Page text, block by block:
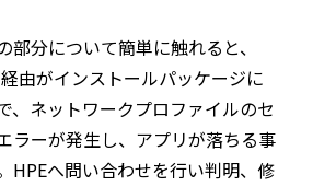
部分について簡単に触れると、
由がインストールパッケージに
、ネットワークプロファイルのセ
ラーが発生し、アプリが落ちる事
HPEへ問い合わせを行い判明、修